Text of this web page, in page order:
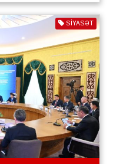
SIYASƏT